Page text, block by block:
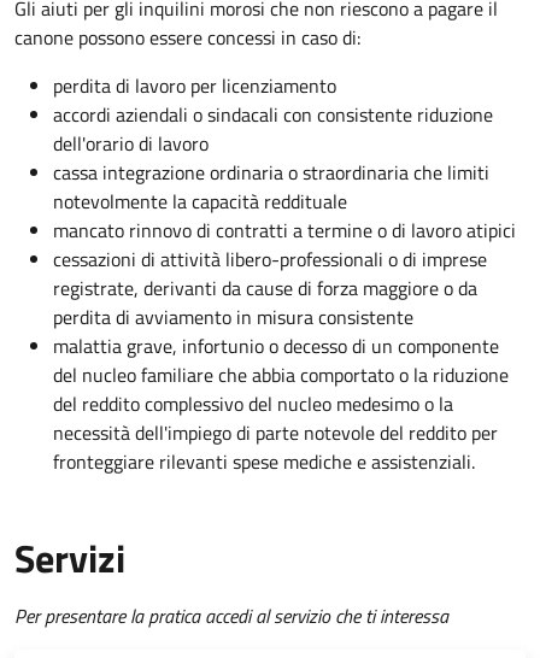
Gli aiuti per gli inquilini morosi che non riescono a pagare il
canone possono essere concessi in caso di:
perdita di lavoro per licenziamento
accordi aziendali o sindacali con consistente riduzione
dell'orario di lavoro
cassa integrazione ordinaria o straordinaria che limiti
notevolmente la capacità reddituale
mancato rinnovo di contratti a termine o di lavoro atipici
cessazioni di attività libero-professionali o di imprese
registrate, derivanti da cause di forza maggiore o da
perdita di avviamento in misura consistente
malattia grave, infortunio o decesso di un componente
del nucleo familiare che abbia comportato o la riduzione
del reddito complessivo del nucleo medesimo o la
necessità dell'impiego di parte notevole del reddito per
fronteggiare rilevanti spese mediche e assistenziali.
Servizi
Per presentare la pratica accedi al servizio che ti interessa